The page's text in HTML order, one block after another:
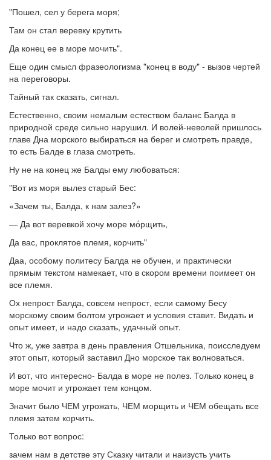
"Пошел, сел у берега моря;
Там он стал веревку крутить
Да конец ее в море мочить".
Еще один смысл фразеологизма "конец в воду" - вызов чертей
на переговоры.
Тайный так сказать, сигнал.
Естественно, своим немалым естеством баланс Балда в
природной среде сильно нарушил. И волей-неволей пришлось
главе Дна морского выбираться на берег и смотреть правде,
то есть Балде в глаза смотреть.
Ну не на конец же Балды ему любоваться:
"Вот из моря вылез старый Бес:
«Зачем ты, Балда, к нам залез?»
— Да вот веревкой хочу море мо́рщить,
Да вас, проклятое племя, корчить"
Даа, особому политесу Балда не обучен, и практически
прямым текстом намекает, что в скором времени поимеет он
все племя.
Ох непрост Балда, совсем непрост, если самому Бесу
морскому своим болтом угрожает и условия ставит. Видать и
опыт имеет, и надо сказать, удачный опыт.
Что ж, уже завтра в день правления Отшельника, поисследуем
этот опыт, который заставил Дно морское так волноваться.
И вот, что интересно- Балда в море не полез. Только конец в
море мочит и угрожает тем концом.
Значит было ЧЕМ угрожать, ЧЕМ морщить и ЧЕМ обещать все
племя затем корчить.
Только вот вопрос:
зачем нам в детстве эту Сказку читали и наизусть учить